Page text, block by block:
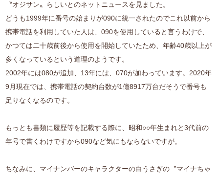
〝オジサン〟らしいとのネットニュースを見ました。
どうも1999年に番号の始まりが090に統一されたのでこれ以前から
携帯電話を利用していた人は、090を使用していると言うわけで、
かつては二十歳前後から使用を開始していたため、年齢40歳以上が
多くなっているという道理のようです。
2002年には080が追加、13年には、070が加わっています。2020年
9月現在では、携帯電話の契約台数が1億8917万台だそうで番号も
足りなくなるのです。
もっとも書類に履歴等を記載する際に、昭和○○年生まれと3代前の
年号で書くわけですから090など気にもならないですが。
ちなみに、マイナンバーのキャラクターの白うさぎの〝マイナちゃ